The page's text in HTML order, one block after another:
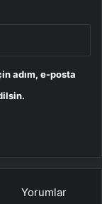
adım, e-posta
Yorumlar